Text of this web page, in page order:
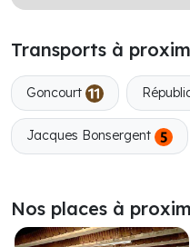
Transports à
Goncourt
Jacques Bonsergent
Nos places à